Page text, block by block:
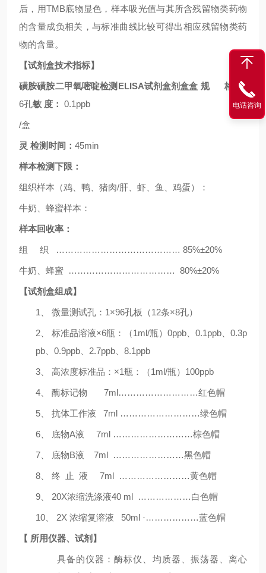
后，用TMB底物显色，样本吸光值与其所含残留物类药物
的含量成负相关，与标准曲线比较可得出相应残留物类药
物的含量。
【试剂盒技术指标】
磺胺磺胺二甲氧嘧啶检测 ELISA试剂盒剂盒盒 规 格：9
6孔敏 度： 0.1ppb
/盒
灵 检测时间： 45min
样本检测下限：
组织样本（鸡、鸭、猪肉/肝、虾、鱼、鸡蛋）：
牛奶、蜂蜜样本：
样本回收率：
组 织 …………………………………… 85%±20%
牛奶、蜂蜜 ……………………………… 80%±20%
【试剂盒组成】
1、 微量测试孔： 1×96孔板（12条×8孔）
2、 标准品溶液×6瓶：（1ml/瓶） 0ppb 0.1ppb
0.3p
pb
0.9ppb 2.7ppb 8.1ppb
3、 高浓度标准品：×1瓶：（1ml/瓶） 100ppb
4、 酶标记物 7ml………………………红色帽
5、 抗体工作液 7ml ………………………绿色帽
6、 底物A液 7ml ………………………棕色帽
7、 底物B液 7ml ……………………黑色帽
8、 终 止 液 7ml ……………………黄色帽
9、 20X浓缩洗涤液40 ml ………………白色帽
10、 2X 浓缩复溶液 50ml ·………………蓝色帽
【 所用仪器、试剂】
具备的仪器：酶标仪、均质器、振荡器、离心
电话咨询